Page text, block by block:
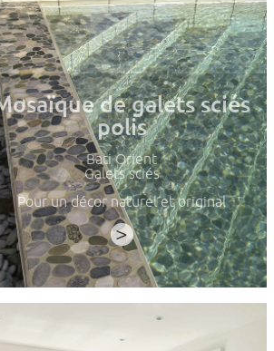
de galets sciés
polis
Bati Orient
Galets sciés
Pour un décor naturel et original
>